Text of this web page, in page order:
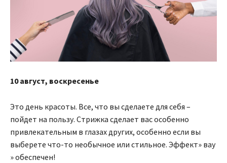
10 август, воскресенье
Это день красоты. Все, что вы сделаете для себя –
пойдет на пользу. Стрижка сделает вас особенно
привлекательным в глазах других, особенно если вы
выберете что-то необычное или стильное. Эффект» вау
» обеспечен!